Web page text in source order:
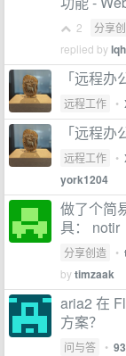
2 分享
replied by
「远程
远程工作 •
「远程
远程工作 •
york1204
做了个简
具： notir
分享创造 •
bytimzaak
aria2 在
方案？
问与答 •